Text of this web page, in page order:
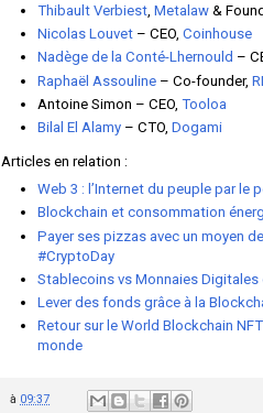
Thibault Verbiest Metalaw &
Nicolas Louvet – CEO, Coinhouse
Nadège de la Conté-Lhernould –
Raphaël Assouline – Co-founder,
Antoine Simon – CEO, Tooloa
Bilal El Alamy – CTO, Dogami
Articles en relation :
Web 3 : l’Internet du peuple par le
Blockchain et consommation
Payer ses pizzas avec un moyen
#CryptoDay
Stablecoins vs Monnaies
Lever des fonds grâce à la
Retour sur le World Blockchain
monde
à 09:37